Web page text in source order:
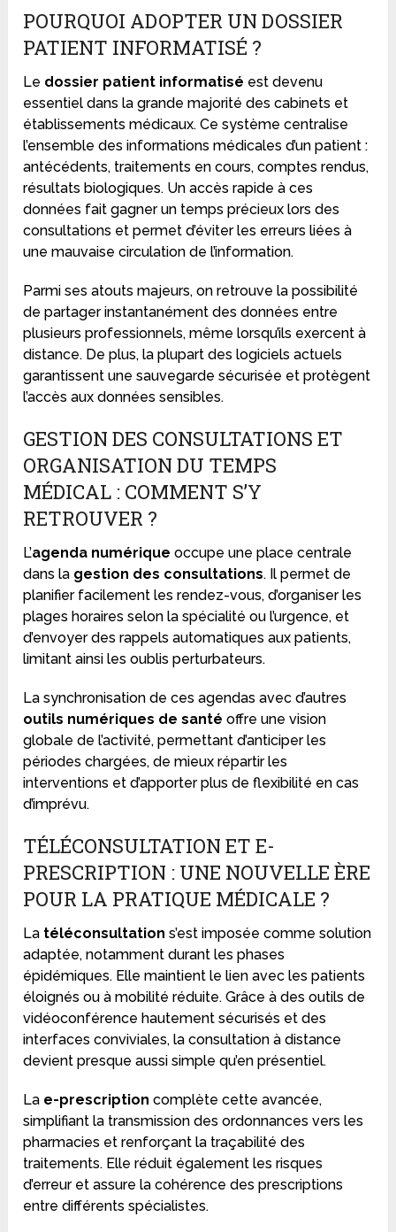
POURQUOI ADOPTER UN DOSSIER
PATIENT INFORMATISÉ ?
Le dossier patient informatisé est devenu
essentiel dans la grande majorité des cabinets et
établissements médicaux. Ce système centralise
l’ensemble des informations médicales d’un patient :
antécédents, traitements en cours, comptes rendus,
résultats biologiques. Un accès rapide à ces
données fait gagner un temps précieux lors des
consultations et permet d’éviter les erreurs liées à
une mauvaise circulation de l’information.
Parmi ses atouts majeurs, on retrouve la possibilité
de partager instantanément des données entre
plusieurs professionnels, même lorsqu’ils exercent à
distance. De plus, la plupart des logiciels actuels
garantissent une sauvegarde sécurisée et protègent
l’accès aux données sensibles.
GESTION DES CONSULTATIONS ET
ORGANISATION DU TEMPS
MÉDICAL : COMMENT S’Y
RETROUVER ?
L’agenda numérique occupe une place centrale
dans la gestion des consultations. Il permet de
planifier facilement les rendez-vous, d’organiser les
plages horaires selon la spécialité ou l’urgence, et
d’envoyer des rappels automatiques aux patients,
limitant ainsi les oublis perturbateurs.
La synchronisation de ces agendas avec d’autres
outils numériques de santé offre une vision
globale de l’activité, permettant d’anticiper les
périodes chargées, de mieux répartir les
interventions et d’apporter plus de flexibilité en cas
d’imprévu.
TÉLÉCONSULTATION ET E-
PRESCRIPTION : UNE NOUVELLE ÈRE
POUR LA PRATIQUE MÉDICALE ?
La téléconsultation s’est imposée comme solution
adaptée, notamment durant les phases
épidémiques. Elle maintient le lien avec les patients
éloignés ou à mobilité réduite. Grâce à des outils de
vidéoconférence hautement sécurisés et des
interfaces conviviales, la consultation à distance
devient presque aussi simple qu’en présentiel.
La e-prescription complète cette avancée,
simplifiant la transmission des ordonnances vers les
pharmacies et renforçant la traçabilité des
traitements. Elle réduit également les risques
d’erreur et assure la cohérence des prescriptions
entre différents spécialistes.